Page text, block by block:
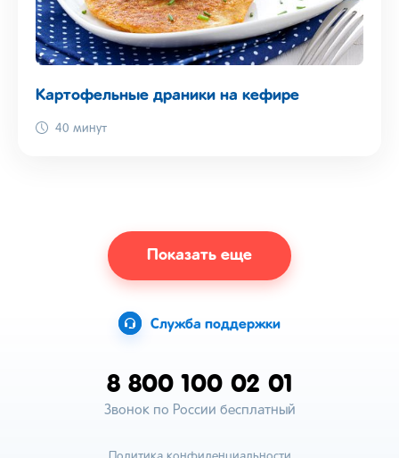
Картофельные драники на кефире
40 минут
Показать еще
Служба поддержки
8 800 100 02 01
Звонок по России бесплатный